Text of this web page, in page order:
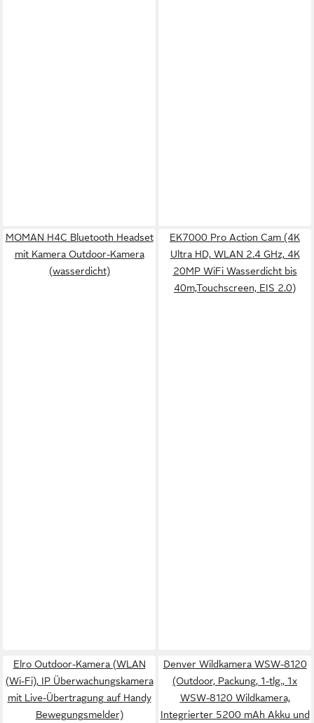
MOMAN H4C Bluetooth Headset
mit Kamera Outdoor-Kamera
(wasserdicht)
EK7000 Pro Action Cam (4K
Ultra HD, WLAN 2.4 GHz, 4K
20MP WiFi Wasserdicht bis
40m,Touchscreen, EIS 2.0)
Elro Outdoor-Kamera (WLAN
(Wi-Fi), IP Überwachungskamera
mit Live-Übertragung auf Handy
Bewegungsmelder)
Denver Wildkamera WSW-8120
(Outdoor, Packung, 1-tlg., 1x
WSW-8120 Wildkamera,
Integrierter 5200 mAh Akku und